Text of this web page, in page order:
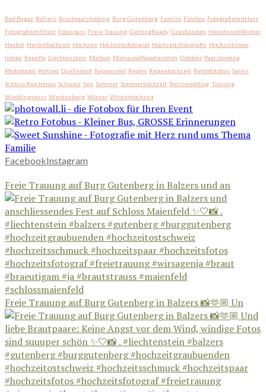
Bad Ragaz Balzers Brautpaarshooting Burg Gutenberg Familie Fotobox FotografiemitHerz
FotografinmitHerz Fotospass Freie Trauung GettingReady Graubünden HeiratenimWinter
Herbst Herbsthochzeit Hochzeit Hochzeitsfotograf Hochzeitsfotografin Hochzeitspaar
Indoor Kapelle Liechtenstein Malbun MamaundPapaheiraten Outdoor Paarshooting
Photobooth Portrait Quellenhof Rapperswil Regen Regenhochzeit Retrofotobus Sareis
Schloss Reichenau Schweiz See Sommer Sommerhochzeit Swisswedding Trauung
Weddingswiss Werdenberg Winter Winterhochzeit
FacebookInstagram
Freie Trauung auf Burg Gutenberg in Balzers und an
Freie Trauung auf Burg Gutenberg in Balzers 📸🫶🏼 Un